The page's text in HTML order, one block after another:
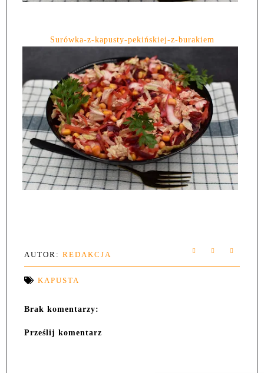
Surówka-z-kapusty-pekińskiej-z-burakiem
AUTOR: REDAKCJA
KAPUSTA
Brak komentarzy:
Prześlij komentarz